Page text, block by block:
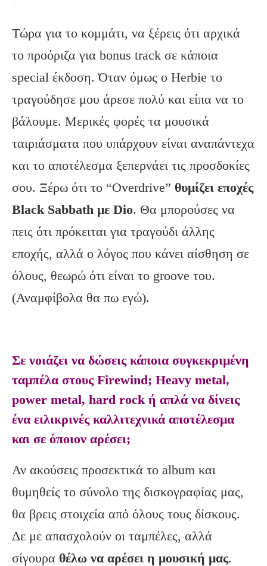
Τώρα για το κομμάτι, να ξέρεις ότι αρχικά
το προόριζα για bonus track σε κάποια
special έκδοση. Όταν όμως ο Herbie το
τραγούδησε μου άρεσε πολύ και είπα να το
βάλουμε. Μερικές φορές τα μουσικά
ταιριάσματα που υπάρχουν είναι αναπάντεχα
και το αποτέλεσμα ξεπερνάει τις προσδοκίες
σου. Ξέρω ότι το “Overdrive” θυμίζει εποχές
Black Sabbath με Dio. Θα μπορούσες να
πεις ότι πρόκειται για τραγούδι άλλης
εποχής, αλλά ο λόγος που κάνει αίσθηση σε
όλους, θεωρώ ότι είναι το groove του.
(Αναμφίβολα θα πω εγώ).
Σε νοιάζει να δώσεις κάποια συγκεκριμένη
ταμπέλα στους Firewind; Ηeavy metal,
power metal, hard rock ή απλά να δίνεις
ένα ειλικρινές καλλιτεχνικά αποτέλεσμα
και σε όποιον αρέσει;
Αν ακούσεις προσεκτικά το album και
θυμηθείς το σύνολο της δισκογραφίας μας,
θα βρεις στοιχεία από όλους τους δίσκους.
Δε με απασχολούν οι ταμπέλες, αλλά
σίγουρα θέλω να αρέσει η μουσική μας.